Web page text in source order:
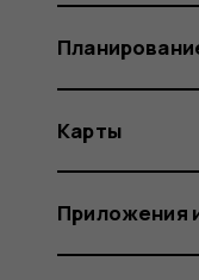
Карты
Приложения